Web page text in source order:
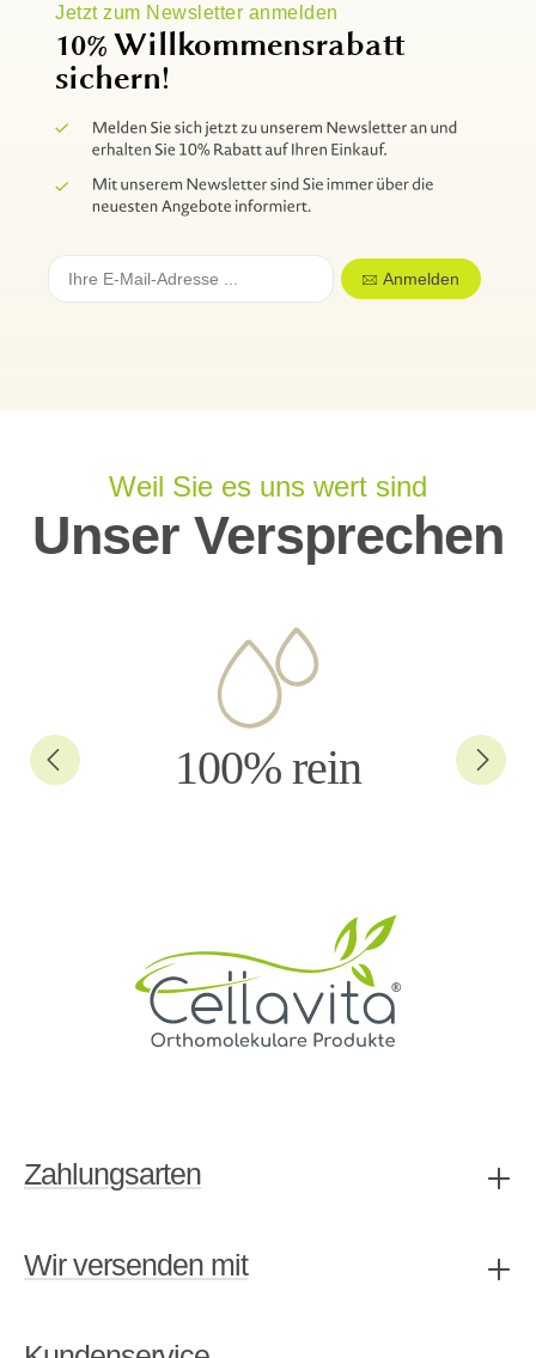
Jetzt zum Newsletter anmelden
10% Willkommensrabatt
sichern!
Anmelden
Weil Sie es uns wert sind
Unser Versprechen
100% rein
Zahlungsarten
Wir versenden mit